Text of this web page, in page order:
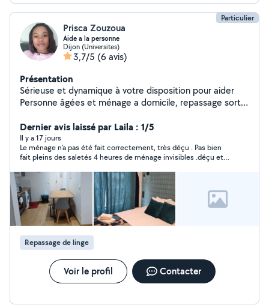
Particulier
Prisca Zouzoua
Aide a la personne
Dijon (Universites)
3,7/5 (6 avis)
Présentation
Sérieuse et dynamique à votre disposition pour aider
Personne âgées et ménage a domicile, repassage sortir
Dernier avis laissé par Laila : 1/5
Il y a 17 jours
Le ménage n’a pas été fait correctement, très déçu . Pas bien
fait pleins des saletés 4 heures de ménage invisibles .déçu et
Repassage de linge
Voir le profil Contacter